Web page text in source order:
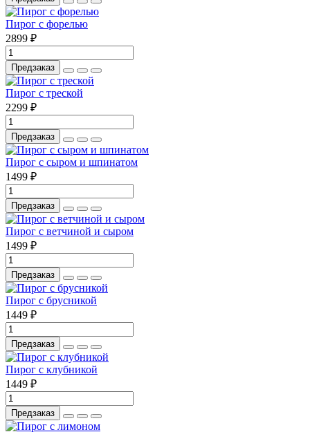
Пирог с форелью
2899 ₽
Предзаказ
Пирог с треской
2299 ₽
Предзаказ
Пирог с сыром и шпинатом
1499 ₽
Предзаказ
Пирог с ветчиной и сыром
1499 ₽
Предзаказ
Пирог с брусникой
1449 ₽
Предзаказ
Пирог с клубникой
1449 ₽
Предзаказ